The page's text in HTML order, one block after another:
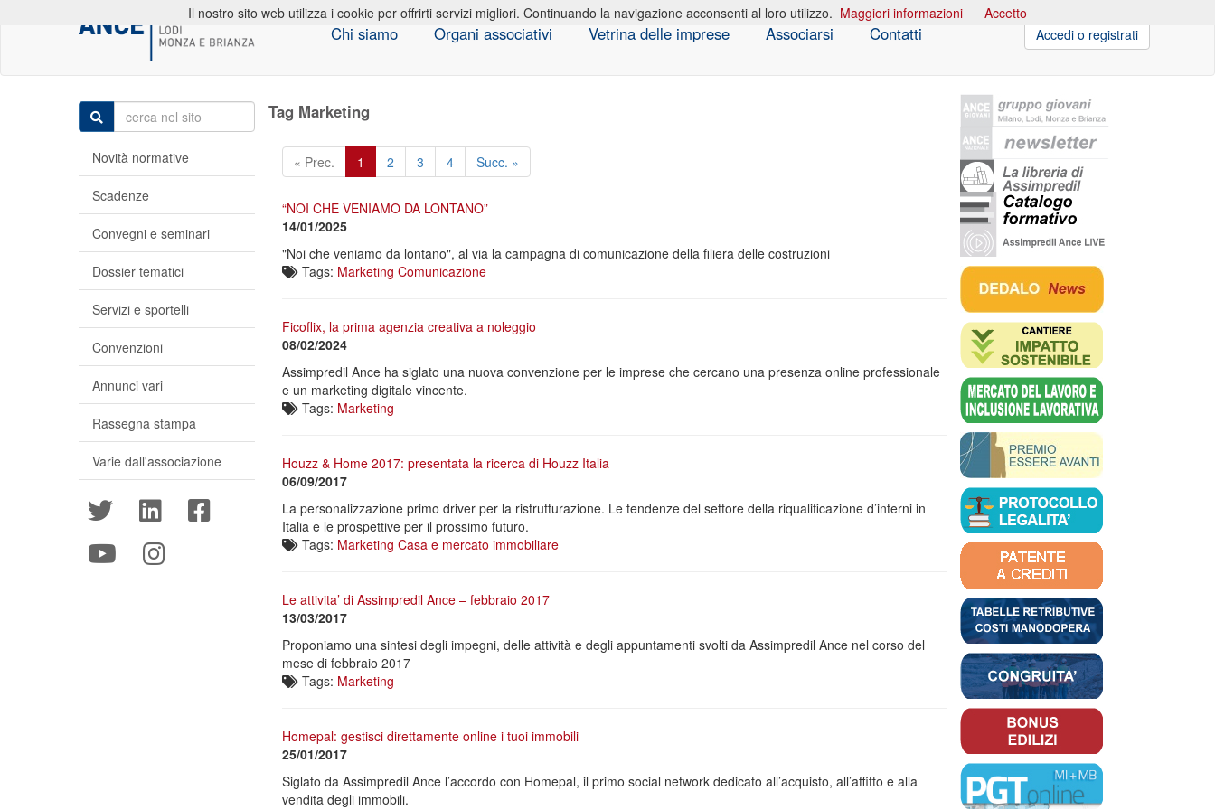
Chi siamo Organi associativi Vetrina delle imprese Associarsi Contatti Accedi o registrati
Tag Marketing
« Prec. 1 2 3 4 Succ. »
“NOI CHE VENIAMO DA LONTANO”
14/01/2025
"Noi che veniamo da lontano", al via la campagna di comunicazione della filiera delle costruzioni
Tags: Marketing Comunicazione
Ficoflix, la prima agenzia creativa a noleggio
08/02/2024
Assimpredil Ance ha siglato una nuova convenzione per le imprese che cercano una presenza online professionale
e un marketing digitale vincente.
Tags: Marketing
Houzz & Home 2017: presentata la ricerca di Houzz Italia
06/09/2017
La personalizzazione primo driver per la ristrutturazione. Le tendenze del settore della riqualificazione d’interni in
Italia e le prospettive per il prossimo futuro.
Tags: Marketing Casa e mercato immobiliare
Le attivita’ di Assimpredil Ance – febbraio 2017
13/03/2017
Proponiamo una sintesi degli impegni, delle attività e degli appuntamenti svolti da Assimpredil Ance nel corso del
mese di febbraio 2017
Tags: Marketing
Homepal: gestisci direttamente online i tuoi immobili
25/01/2017
Siglato da Assimpredil Ance l’accordo con Homepal, il primo social network dedicato all’acquisto, all’affitto e alla
vendita degli immobili.
Novità normative
Scadenze
Convegni e seminari
Dossier tematici
Servizi e sportelli
Convenzioni
Annunci vari
Rassegna stampa
Varie dall'associazione
Il nostro sito web utilizza i cookie per offrirti servizi migliori. Continuando la navigazione acconsenti al loro utilizzo. Maggiori informazioni Accetto